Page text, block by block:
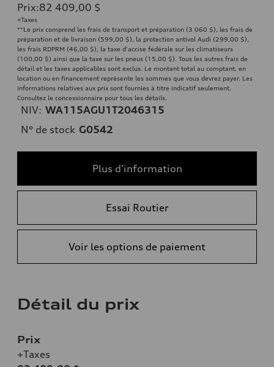
Prix:82 409,00 $
+Taxes
**Le prix comprend les frais de transport et préparation (3 060 $), les frais de
préparation et de livraison (599,00 $), la protection antivol Audi (299,00 $),
les frais RDPRM (46,00 $), la taxe d'accise fédérale sur les climatiseurs
(100,00 $) ainsi que la taxe sur les pneus (15,00 $). Tous les autres frais de
détail et les taxes applicables sont exclus. Le montant total au comptant, en
location ou en financement représente les sommes que vous devrez payer. Les
informations relatives aux prix sont fournies à titre indicatif seulement.
Consultez le concessionnaire pour tous les détails.
NIV: WA115AGU1T2046315
N° de stock G0542
Plus d'information
Essai Routier
Voir les options de paiement
Détail du prix
Prix
+Taxes